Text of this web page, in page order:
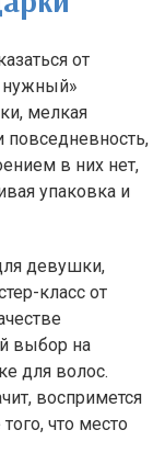
от
нужный»
мелкая
повседневность,
в них нет,
упаковка и
девушки,
класс от
выбор на
для волос.
воспримется
что место